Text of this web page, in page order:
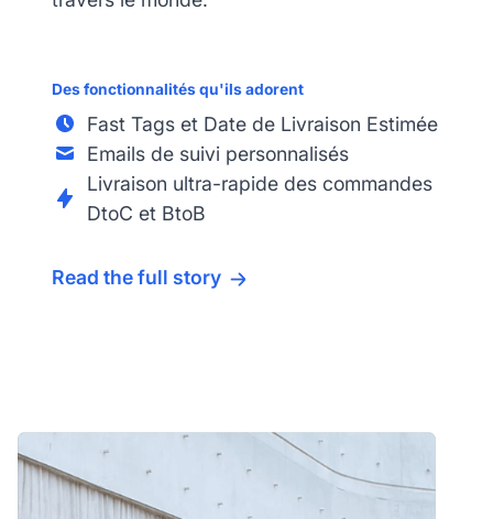
Des fonctionnalités qu'ils adorent
Fast Tags et Date de Livraison Estimée
Emails de suivi personnalisés
Livraison ultra-rapide des commandes
DtoC et BtoB
Read the full story